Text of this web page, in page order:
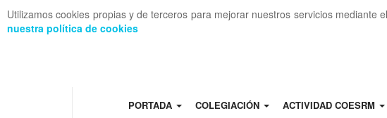
Utilizamos cookies propias y de terceros para mejorar nuestros servicios
nuestra política de cookies
PORTADA COLEGIACIÓN ACTIVIDAD COESRM